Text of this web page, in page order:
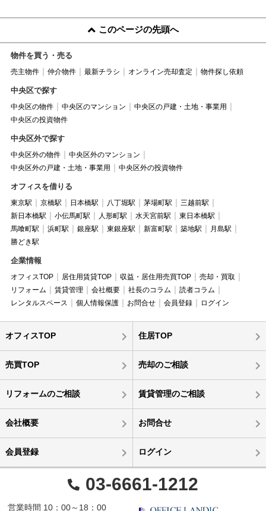
このページの先頭へ
物件を買う・売る
売主物件 仲介物件 最新チラシ オンライン売却査定 物件探し依頼
中央区で探す
中央区の物件 中央区のマンション
中央区の戸建・土地・事業用
中央区の投資物件
中央区外で探す
中央区外の物件
中央区外のマンション
中央区外の戸建・土地・事業用
中央区外の投資物件
オフィスを借りる
東京駅 京橋駅 日本橋駅 八丁堀駅 茅場町駅
三越前駅
新日本橋駅
小伝馬町駅 人形町駅 水天宮前駅
東日本橋駅
馬喰町駅
浜町駅 銀座駅 東銀座駅 新富町駅 築地駅
月島駅
勝どき駅
企業情報
オフィスTOP 居住用賃貸TOP 収益・居住用売買TOP
売却・買取
リフォーム
賃貸管理 会社概要 社長のコラム
読者コラム
レンタルスペース
個人情報保護 お問合せ 会員登録 ログイン
オフィスTOP 住居TOP
売買TOP 売却のご相談
リフォームのご相談 賃貸管理のご相談
会社概要 お問合せ
会員登録 ログイン
03-6661-1212
営業時間 10：00～18：00